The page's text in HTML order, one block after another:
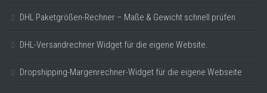
DHL Paketgrößen-Rechner – Maße & Gewicht schnell prüfen
DHL-Versandrechner Widget für die eigene Website.
Dropshipping-Margenrechner-Widget für die eigene Webseite